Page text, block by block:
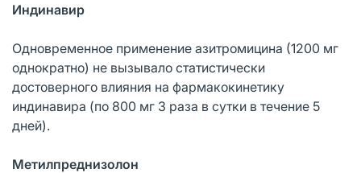
Индинавир
Одновременное применение азитромицина (1200 мг
однократно) не вызывало статистически
достоверного влияния на фармакокинетику
индинавира (по 800 мг 3 раза в сутки в течение 5
дней).
Метилпреднизолон